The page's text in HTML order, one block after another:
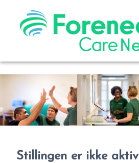
Stillingen er ikke aktiv